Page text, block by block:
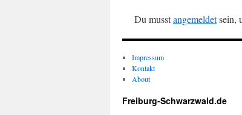
Du musstangemeldetsein,
Impressum
Kontakt
About
Freiburg-Schwarzwald.de